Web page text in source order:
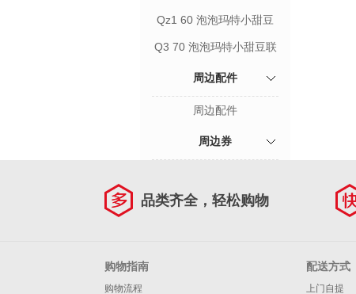
Qz1 60 泡泡玛特小甜豆
联名款
Q3 70 泡泡玛特小甜豆联
周边配件
周边配件
周边券
品类齐全，轻松购物
购物指南
购物流程
配送方式
上门自提